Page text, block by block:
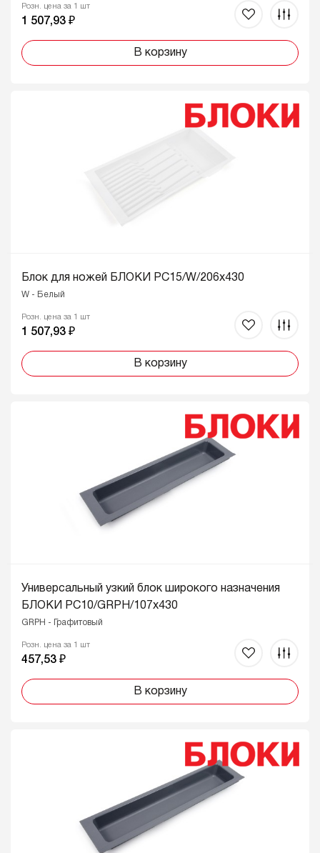
Розн. цена за 1 шт
1 507,93 ₽
В корзину
Блок для ножей БЛОКИ PC15/W/206x430
W - Белый
Розн. цена за 1 шт
1 507,93 ₽
В корзину
Универсальный узкий блок широкого назначения
БЛОКИ PC10/GRPH/107x430
GRPH - Графитовый
Розн. цена за 1 шт
457,53 ₽
В корзину